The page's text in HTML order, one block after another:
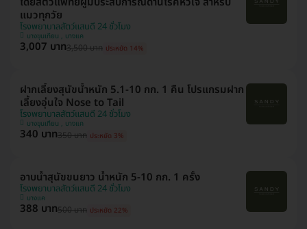
แมวทุกวัย
โรงพยาบาลสัตว์แสนดี 24 ชั่วโมง
บางขุนเทียน , บางแค
3,007 บาท3,500 บาท ประหยัด 14%
ฝากเลี้ยงสุนัขน้ำหนัก 5.1-10 กก. 1 คืน โปรแกรมฝาก
เลี้ยงอุ่นใจ Nose to Tail
โรงพยาบาลสัตว์แสนดี 24 ชั่วโมง
บางขุนเทียน , บางแค
340 บาท350 บาท ประหยัด 3%
อาบน้ำสุนัขขนยาว น้ำหนัก 5-10 กก. 1 ครั้ง
โรงพยาบาลสัตว์แสนดี 24 ชั่วโมง
บางแค
388 บาท500 บาท ประหยัด 22%